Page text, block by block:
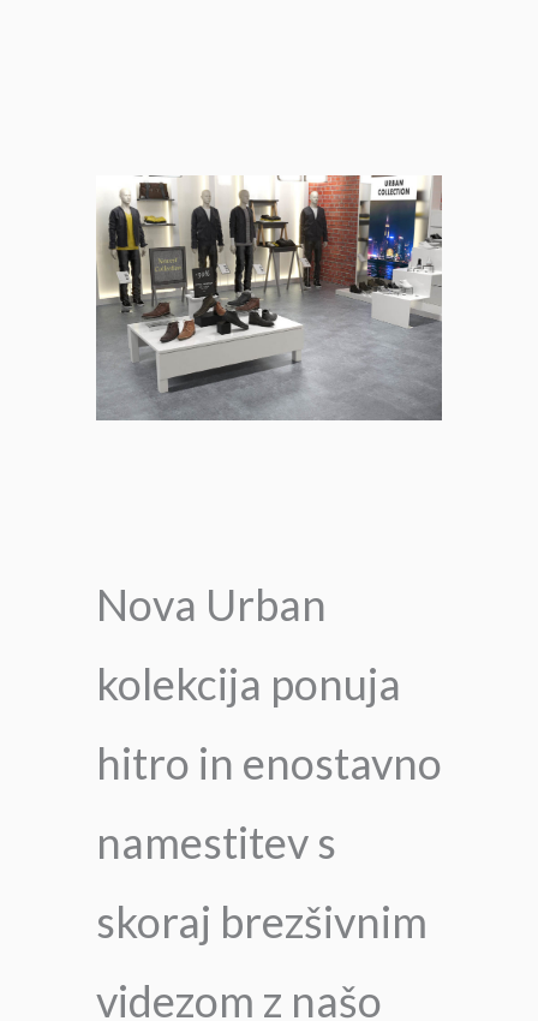
Nova Urban
kolekcija ponuja
hitro in enostavno
namestitev s
skoraj brezšivnim
videzom z našo